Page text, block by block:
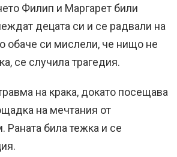
Филип и Маргарет били
децата си и се радвали на
обаче си мислели, че нищо не
се случила трагедия.
на крака, докато посещава
на мечтания от
Раната била тежка и се